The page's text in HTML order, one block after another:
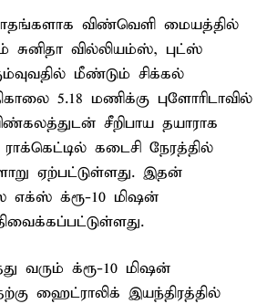
விண்வெளி மையத்தில்
சுனிதா வில்லியம்ஸ், புட்ஸ்
மீண்டும் சிக்கல்
5.18 மணிக்கு புளோரிடாவில்
சீறிபாய தயாராக
கடைசி நேரத்தில்
ஏற்பட்டுள்ளது. இதன்
க்ரூ-10 மிஷன்
வரும் க்ரூ-10 மிஷன்
ஹைட்ராலிக் இயந்திரத்தில்